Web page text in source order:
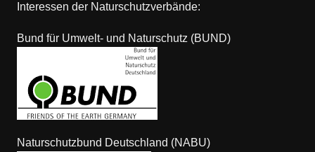
Interessen der Naturschutzverbände:
Bund für Umwelt- und Naturschutz (BUND)
Naturschutzbund Deutschland (NABU)